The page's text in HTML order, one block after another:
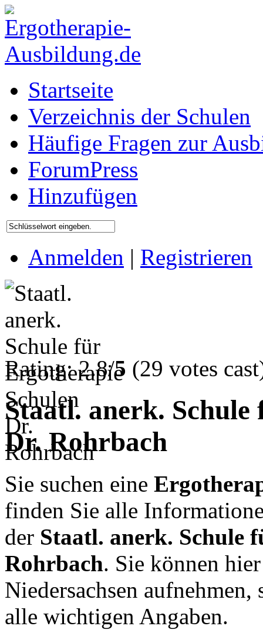
Startseite
Verzeichnis der Schulen
Häufige Fragen zur
ForumPress
Hinzufügen
Anmelden | Registrieren
Rating: 2.8/5 (29 votes
Staatl. anerk.
Dr. Rohrbach
Sie suchen eine
finden Sie alle
der Staatl. anerk. Schule
Rohrbach. Sie können
Niedersachsen
alle wichtigen Angaben.